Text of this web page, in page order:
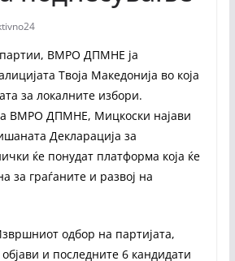
ВМРО ДПМНЕ ја
Твоја Македонија во која
за локалните избори.
ВМРО ДПМНЕ, Мицкоски најави
Декларација за
ќе понудат платформа која ќе
за граѓаните и развој на
одбор на партијата,
и последните 6 кандидати